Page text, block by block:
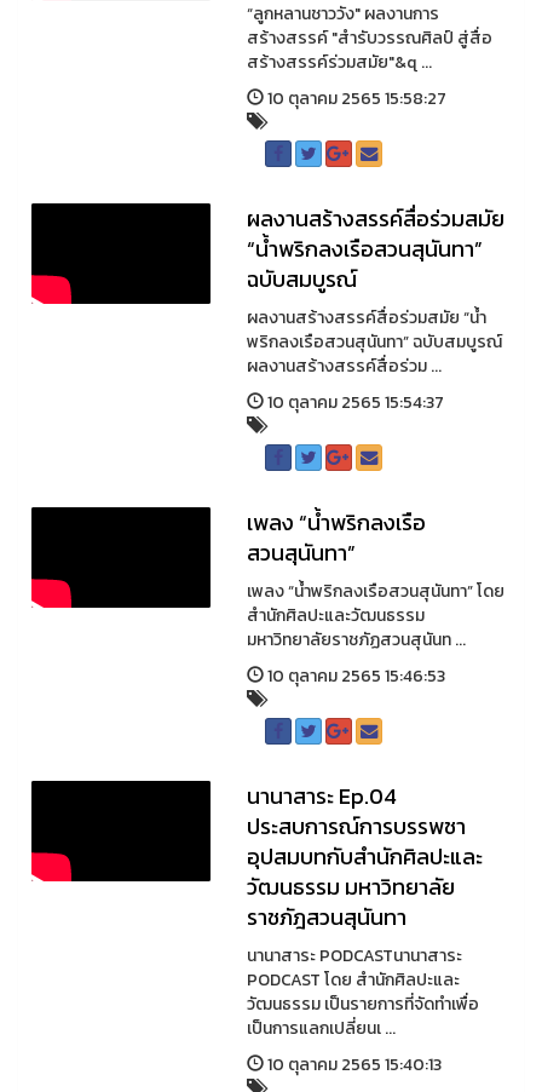
“ลูกหลานชาววัง" ผลงานการ
สร้างสรรค์ "สำรับวรรณศิลป์ สู่สื่อ
สร้างสรรค์ร่วมสมัย"&q ...
10 ตุลาคม 2565 15:58:27
ผลงานสร้างสรรค์สื่อร่วมสมัย
“น้ำพริกลงเรือสวนสุนันทา”
ฉบับสมบูรณ์
ผลงานสร้างสรรค์สื่อร่วมสมัย “น้ำ
พริกลงเรือสวนสุนันทา” ฉบับสมบูรณ์
ผลงานสร้างสรรค์สื่อร่วม ...
10 ตุลาคม 2565 15:54:37
เพลง “น้ำพริกลงเรือ
สวนสุนันทา”
เพลง “น้ำพริกลงเรือสวนสุนันทา” โดย
สำนักศิลปะและวัฒนธรรม
มหาวิทยาลัยราชภัฏสวนสุนันท ...
10 ตุลาคม 2565 15:46:53
นานาสาระ Ep.04
ประสบการณ์การบรรพชา
อุปสมบทกับสำนักศิลปะและ
วัฒนธรรม มหาวิทยาลัย
ราชภัฎสวนสุนันทา
นานาสาระ PODCASTนานาสาระ
PODCAST โดย สำนักศิลปะและ
วัฒนธรรม เป็นรายการที่จัดทำเพื่อ
เป็นการแลกเปลี่ยนเ ...
10 ตุลาคม 2565 15:40:13